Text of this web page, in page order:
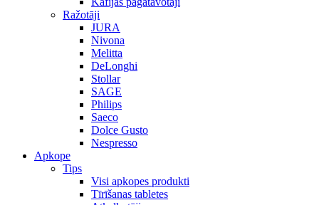
Ražotāji
JURA
Nivona
Melitta
DeLonghi
Stollar
SAGE
Philips
Saeco
Dolce Gusto
Nespresso
Apkope
Tips
Visi apkopes produkti
Tīrīšanas tabletes